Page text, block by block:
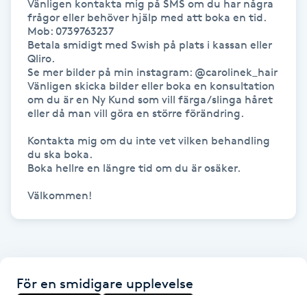
Headspa
Healing
Herrklippning
HIFU
Hollywood Peel
Hot Stone Massage
Hudföryngring
Vänligen kontakta mig på SMS om du har några
frågor eller behöver hjälp med att boka en tid.
Mob: 0739763237
Betala smidigt med Swish på plats i kassan eller
Qliro.
Se mer bilder på min instagram: @carolinek_hair
Vänligen skicka bilder eller boka en konsultation
om du är en Ny Kund som vill färga/slinga håret
eller då man vill göra en större förändring.
Kontakta mig om du inte vet vilken behandling
du ska boka.
Boka hellre en längre tid om du är osäker.
För en smidigare upplevelse